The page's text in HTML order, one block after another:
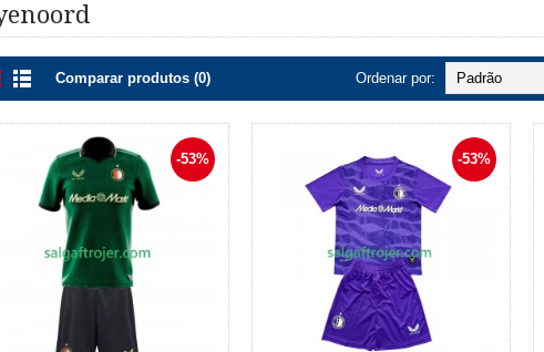
Comparar produtos (0) Ordenar por:
-53% -53%